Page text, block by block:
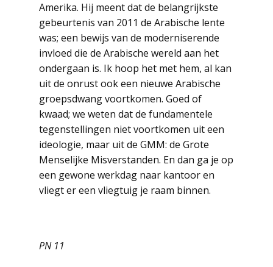
Amerika. Hij meent dat de belangrijkste
gebeurtenis van 2011 de Arabische lente
was; een bewijs van de moderniserende
invloed die de Arabische wereld aan het
ondergaan is. Ik hoop het met hem, al kan
uit de onrust ook een nieuwe Arabische
groepsdwang voortkomen. Goed of
kwaad; we weten dat de fundamentele
tegenstellingen niet voortkomen uit een
ideologie, maar uit de GMM: de Grote
Menselijke Misverstanden. En dan ga je op
een gewone werkdag naar kantoor en
vliegt er een vliegtuig je raam binnen.
PN 11